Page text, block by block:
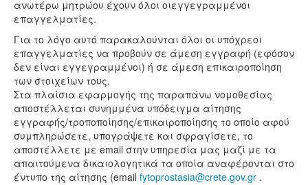
ανωτέρω μητρώου έχουν όλοι οιεγγεγραμμένοι
επαγγελματίες.
Για το λόγο αυτό παρακαλούνται όλοι οι υπόχρεοι
επαγγελματίες να προβούν σε άμεση εγγραφή (εφόσον
δεν είναι εγγεγραμμένοι) ή σε άμεση επικαιροποίηση
των στοιχείων τους.
Στα πλαίσια εφαρμογής της παραπάνω νομοθεσίας
αποστέλλεται συνημμένα υπόδειγμα αίτησης
εγγραφής/τροποποίησης/επικαιροποίησης το οποίο αφού
συμπληρώσετε, υπογράψετε και σφραγίσετε, το
αποστέλλετε με email στην υπηρεσία μας μαζί με τα
απαιτούμενα δικαιολογητικά τα οποία αναφέρονται στο
έντυπο της αίτησης (email fytoprostasia@crete.gov.gr .